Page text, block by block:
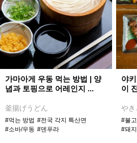
가마아게 우동 먹는 방법 | 양
념과 토핑으로 어레인지 ...
釜揚げうどん
#먹는 방법 #전국 각지 특산면
#소바/우동 #덴푸라
야
이
やき
#불고
#돼지